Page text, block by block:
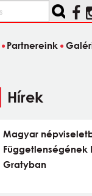
Partnereink
Hírek
Magyar
Függetlenségének
Gratyban